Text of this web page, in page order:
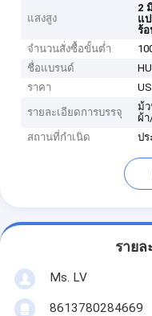
แสงสูง
2
แป
ร้
จำนวนสั่งซื้อขั้นต่ำ
ชื่อแบรนด์
ราคา
รายละเอียดการบรรจุ
ม้
ผ้า
สถานที่กำเนิด
ปร
รายล
Ms. LV
8613780284669